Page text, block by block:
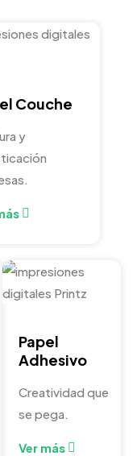
Couche
y
Papel
Adhesivo
Creatividad que
se pega.
Ver más